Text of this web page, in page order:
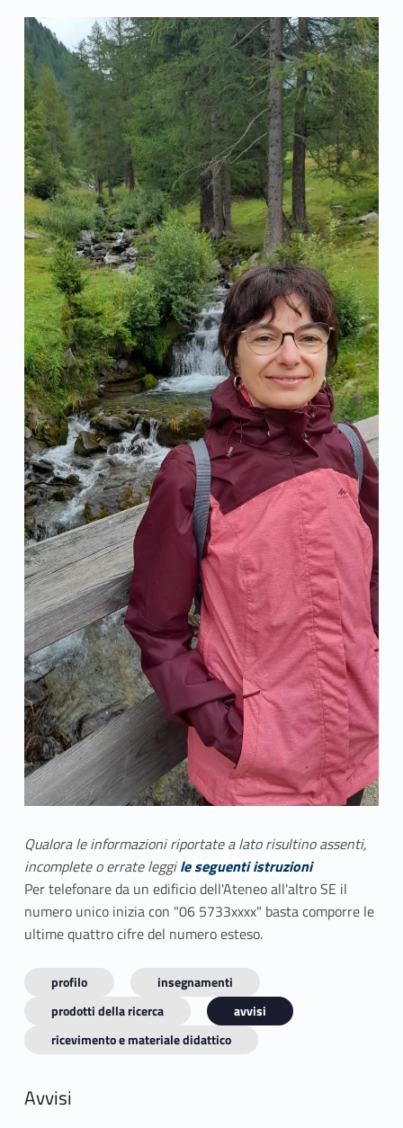
Qualora le informazioni riportate a lato risultino assenti,
incomplete o errate leggile seguenti istruzioni
Per telefonare da un edificio dell'Ateneo all'altro SE il
numero unico inizia con "06 5733xxxx" basta comporre le
ultime quattro cifre del numero esteso.
profilo
insegnamenti
prodotti della ricerca
avvisi
ricevimento e materiale didattico
Avvisi